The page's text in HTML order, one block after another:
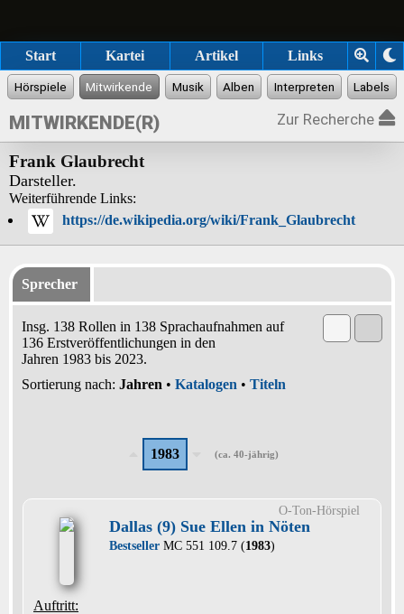
Start Kartei Artikel Links
MITWIRKENDE(R) Zur Recherche
Frank Glaubrecht
Darsteller.
Weiterführende Links:
https://de.wikipedia.org/wiki/Frank_Glaubrecht
Sprecher
Insg. 138 Rollen in 138 Sprachaufnahmen auf
136 Erstveröffentlichungen in den
Jahren 1983 bis 2023.
Sortierung nach: Jahren • Katalogen • Titeln
1983 (ca. 40-jährig)
O-Ton-Hörspiel
Dallas (9) Sue Ellen in Nöten
Bestseller MC 551 109.7 (1983)
Auftritt: